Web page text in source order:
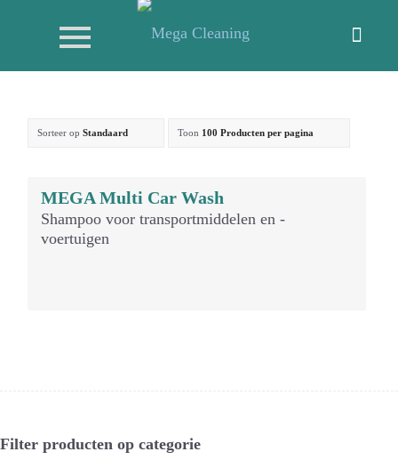
Sorteer opStandaard Toon 100 Producten per pagina
MEGA Multi Car Wash
Shampoo voor transportmiddelen en -
voertuigen
Filter producten op categorie